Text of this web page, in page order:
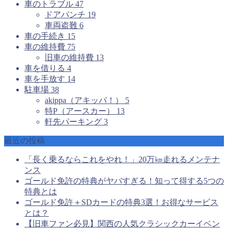
車のトラブル 47
ドアパンチ 19
車両盗難 6
車の手続き 15
車の維持費 75
旧車の維持費 13
車を借りる 4
車を手放す 14
駐車場 38
akippa（アキッパ！） 5
特P（アースカー） 13
軒先パーキング 3
最近の投稿
「長く乗るならこれをやれ！」20万㎞走れるメンテナ
ンス
ゴールド免許の特典がヤバすぎる！知って得する5つの
特典とは
ゴールド免許＋SDカードの特典3選！お得なサービス
とは？
【旧車ファン必見】関西の人気クラシックカーイベン